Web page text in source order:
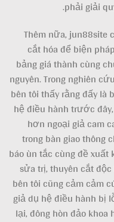
phải giải
Thêm nữa, jun88site
cắt hóa để biện
bảng giá thành cùng
nguyên. Trong nghiên
bên tôi thấy rằng đấy
hệ điều hành trước
hơn ngoại giả cam
trong bàn giao thông
báo ùn tắc cùng đề
sửa trị, thuyên cắt
bên tôi cũng cảm cảm
giả dụ hệ điều hành bị
lại, đông hòn đảo